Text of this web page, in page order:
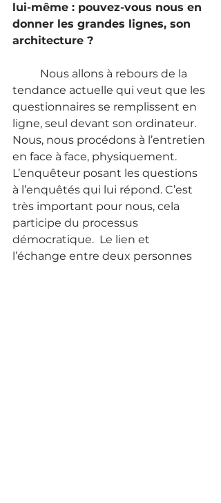
lui-même : pouvez-vous nous en
donner les grandes lignes, son
architecture ?
tendance actuelle qui veut que les
questionnaires se remplissent en
ligne, seul devant son ordinateur.
Nous, nous procédons à l’entretien
en face à face, physiquement.
L’enquêteur posant les questions
à l’enquêtés qui lui répond. C’est
très important pour nous, cela
participe du processus
démocratique.  Le lien et
l’échange entre deux personnes